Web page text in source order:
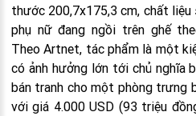
thước 200,7x175,3 cm, chất
phụ nữ đang ngồi trên ghế
Theo Artnet, tác phẩm là một
có ảnh hưởng lớn tới chủ nghĩa
bán tranh cho một phòng trưng
với giá 4.000 USD (93 triệu